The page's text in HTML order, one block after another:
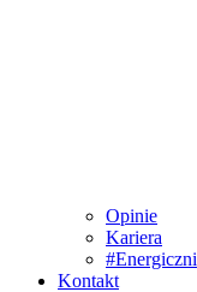
Opinie
Kariera
#Energiczni
Kontakt